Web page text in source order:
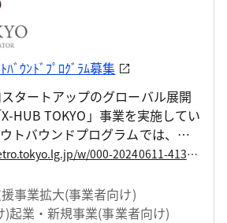
ﾞｳﾝﾄﾞﾌﾟﾛｸﾞﾗﾑ募集
タートアップのグローバル展開
HUB TOKYO」事業を実施してい
トバウンドプログラムでは、海
によるオンラインメンタリング
業・VC等に向けたピッチイベン
等を含む海外現地への渡航プロ
内スタートアップのグローバル
https://www.my.metro.tokyo.lg.jp/w/000-20240611-41389841
事業拡大(事業者向け)
)起業・新規事業(事業者向け)